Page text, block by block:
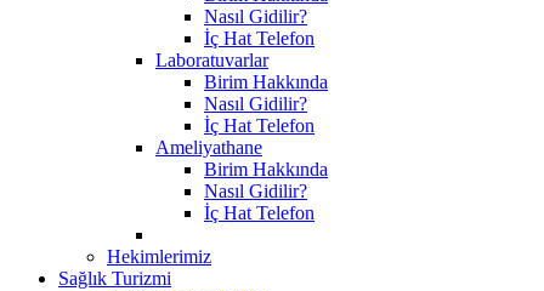
Nasıl Gidilir?
İç Hat Telefon
Laboratuvarlar
Birim Hakkında
Nasıl Gidilir?
İç Hat Telefon
Ameliyathane
Birim Hakkında
Nasıl Gidilir?
İç Hat Telefon
Hekimlerimiz
Sağlık Turizmi